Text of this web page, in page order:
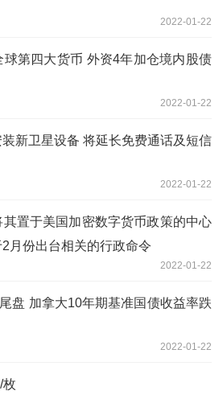
2022-01-22
第四大货币 外资4年加仓境内股债
2022-01-22
新卫星设备 将延长免费通话及短信
2022-01-22
置于美国加密数字货币政策的中心
月份出台相关的行政命令
2022-01-22
盘 加拿大10年期基准国债收益率跌
2022-01-22
枚